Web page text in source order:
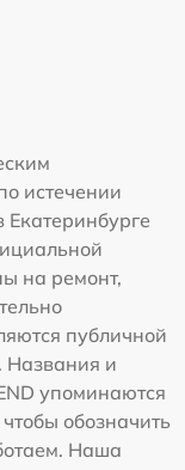
истечении
на ремонт,
публичной
Названия и
упоминаются
обозначить
Наша